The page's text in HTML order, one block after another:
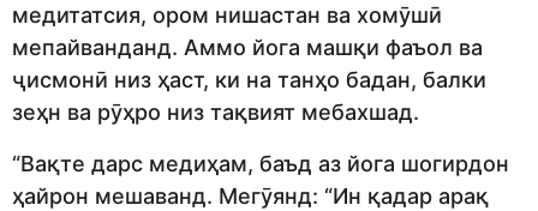
медитатсия, ором нишастан ва хомӯшӣ
мепайванданд. Аммо йога машқи фаъол ва
ҷисмонӣ низ ҳаст, ки на танҳо бадан, балки
зеҳн ва рӯҳро низ тақвият мебахшад.
“Вақте дарс медиҳам, баъд аз йога шогирдон
ҳайрон мешаванд. Мегӯянд: “Ин қадар арақ